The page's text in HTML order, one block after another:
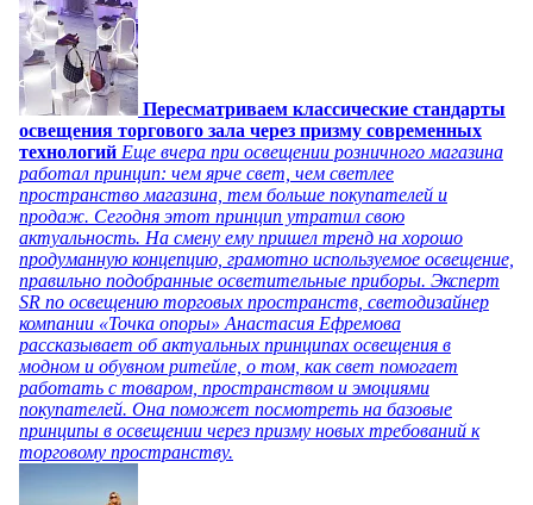
Пересматриваем классические стандарты
освещения торгового зала через призму современных
технологий Еще вчера при освещении розничного магазина
работал принцип: чем ярче свет, чем светлее
пространство магазина, тем больше покупателей и
продаж. Сегодня этот принцип утратил свою
актуальность. На смену ему пришел тренд на хорошо
продуманную концепцию, грамотно используемое освещение,
правильно подобранные осветительные приборы. Эксперт
SR по освещению торговых пространств, светодизайнер
компании «Точка опоры» Анастасия Ефремова
рассказывает об актуальных принципах освещения в
модном и обувном ритейле, о том, как свет помогает
работать с товаром, пространством и эмоциями
покупателей. Она поможет посмотреть на базовые
принципы в освещении через призму новых требований к
торговому пространству.